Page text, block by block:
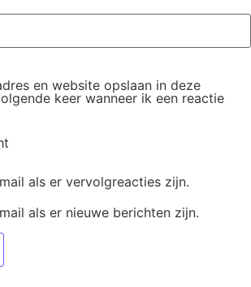
en website opslaan in deze
keer wanneer ik een reactie
als er vervolgreacties zijn.
als er nieuwe berichten zijn.